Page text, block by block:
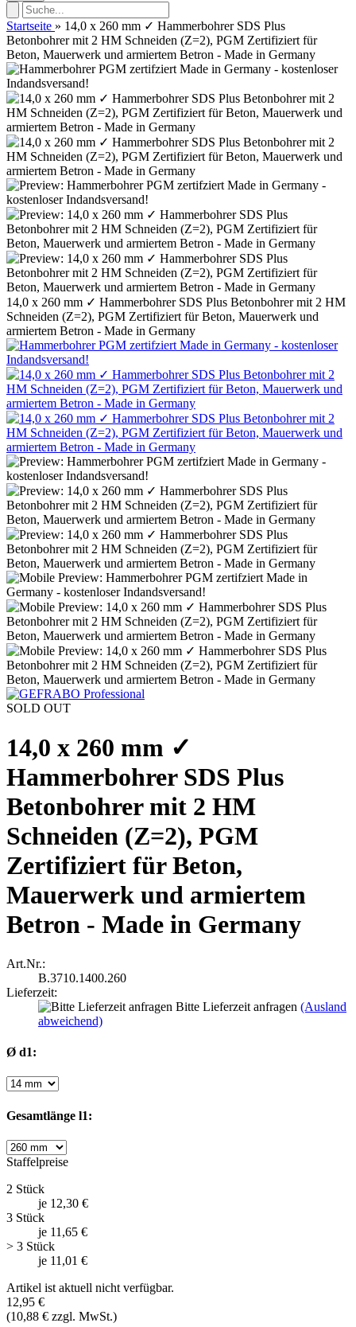
Startseite » 14,0 x 260 mm ✓ Hammerbohrer SDS Plus
Betonbohrer mit 2 HM Schneiden (Z=2), PGM Zertifiziert für
Beton, Mauerwerk und armiertem Betron - Made in Germany
14,0 x 260 mm ✓ Hammerbohrer SDS Plus Betonbohrer mit 2 HM
Schneiden (Z=2), PGM Zertifiziert für Beton, Mauerwerk und
armiertem Betron - Made in Germany
SOLD OUT
14,0 x 260 mm ✓
Hammerbohrer SDS Plus
Betonbohrer mit 2 HM
Schneiden (Z=2), PGM
Zertifiziert für Beton,
Mauerwerk und armiertem
Betron - Made in Germany
Art.Nr.:
B.3710.1400.260
Lieferzeit:
Bitte Lieferzeit anfragen (Ausland
abweichend)
Ø d1:
Gesamtlänge l1:
Staffelpreise
2 Stück
je 12,30 €
3 Stück
je 11,65 €
> 3 Stück
je 11,01 €
Artikel ist aktuell nicht verfügbar.
12,95 €
(10,88 € zzgl. MwSt.)